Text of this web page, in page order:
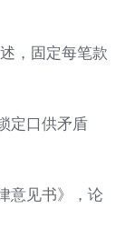
，固定每笔款
定口供矛盾
意见书》，论